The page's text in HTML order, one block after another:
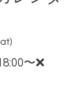
〜❌